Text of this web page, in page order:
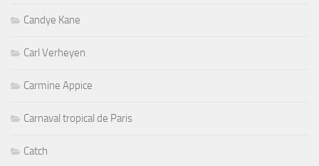
Candye Kane
Carl Verheyen
Carmine Appice
Carnaval tropical de Paris
Catch